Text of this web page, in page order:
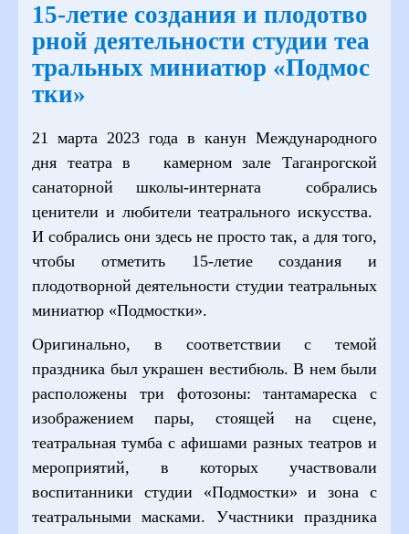
15-летие создания и плодотво
рной деятельности студии теа
тральных миниатюр «Подмос
тки»
21 марта 2023 года в канун Международного
дня театра в камерном зале Таганрогской
санаторной школы-интерната собрались
ценители и любители театрального искусства.
И собрались они здесь не просто так, а для того,
чтобы отметить 15-летие создания и
плодотворной деятельности студии театральных
миниатюр «Подмостки».
Оригинально, в соответствии с темой
праздника был украшен вестибюль. В нем были
расположены три фотозоны: тантамареска с
изображением пары, стоящей на сцене,
театральная тумба с афишами разных театров и
мероприятий, в которых участвовали
воспитанники студии «Подмостки» и зона с
театральными масками. Участники праздника